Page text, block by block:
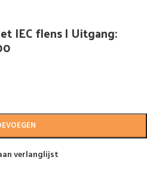
IEC flens | Uitgang:
verlanglijst